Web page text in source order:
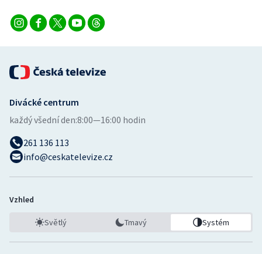
Divácké centrum
každý všední den:8:00—16:00 hodin
261 136 113
info@ceskatelevize.cz
Vzhled
Světlý Tmavý Systém